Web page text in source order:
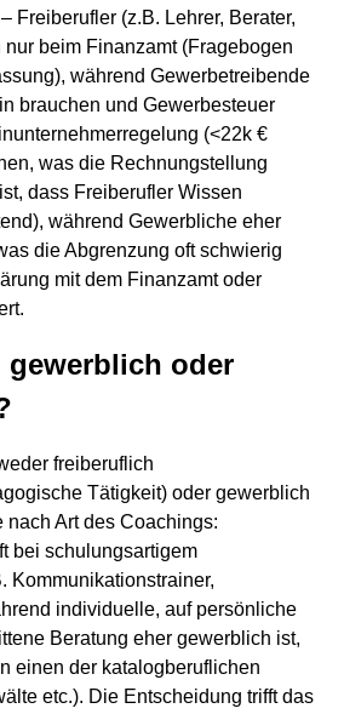
Freiberufler (z.B. Lehrer, Berater,
beim Finanzamt (Fragebogen
während Gewerbetreibende
brauchen und Gewerbesteuer
(<22k €
was die Rechnungstellung
dass Freiberufler Wissen
während Gewerbliche eher
die Abgrenzung oft schwierig
mit dem Finanzamt oder
gewerblich oder
freiberuflich
Tätigkeit) oder gewerblich
nach Art des Coachings:
bei schulungsartigem
Kommunikationstrainer,
individuelle, auf persönliche
Beratung eher gewerblich ist,
einen der katalogberuflichen
etc.). Die Entscheidung trifft das